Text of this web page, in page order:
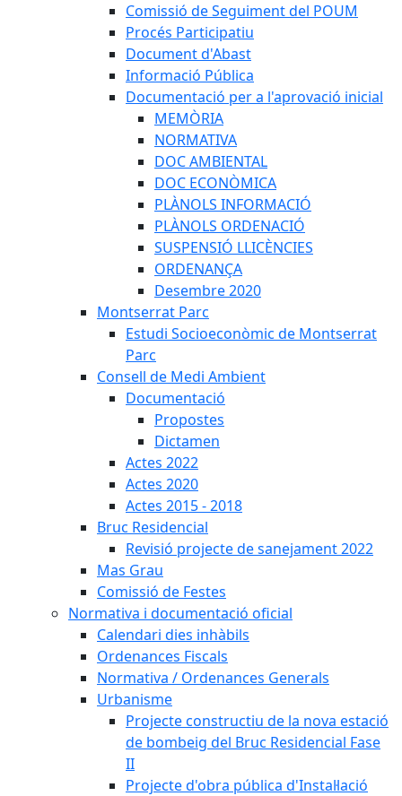
Comissió de Seguiment del POUM
Procés Participatiu
Document d'Abast
Informació Pública
Documentació per a l'aprovació inicial
MEMÒRIA
NORMATIVA
DOC AMBIENTAL
DOC ECONÒMICA
PLÀNOLS INFORMACIÓ
PLÀNOLS ORDENACIÓ
SUSPENSIÓ LLICÈNCIES
ORDENANÇA
Desembre 2020
Montserrat Parc
Estudi Socioeconòmic de Montserrat
Parc
Consell de Medi Ambient
Documentació
Propostes
Dictamen
Actes 2022
Actes 2020
Actes 2015 - 2018
Bruc Residencial
Revisió projecte de sanejament 2022
Mas Grau
Comissió de Festes
Normativa i documentació oficial
Calendari dies inhàbils
Ordenances Fiscals
Normativa / Ordenances Generals
Urbanisme
Projecte constructiu de la nova estació
de bombeig del Bruc Residencial Fase
II
Projecte d'obra pública d'Instal·lació